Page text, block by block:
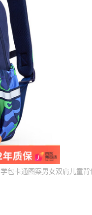
包卡通图案男女双肩儿童